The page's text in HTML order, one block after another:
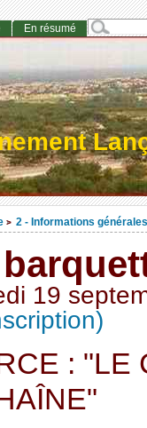
> 2 - Informations générales
19
: "LE
En résumé